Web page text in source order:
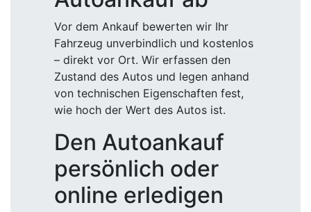
Vor dem Ankauf bewerten wir Ihr
Fahrzeug unverbindlich und kostenlos
– direkt vor Ort. Wir erfassen den
Zustand des Autos und legen anhand
von technischen Eigenschaften fest,
wie hoch der Wert des Autos ist.
Den Autoankauf
persönlich oder
online erledigen